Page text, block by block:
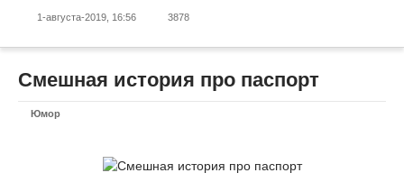
1-августа-2019, 16:56 3878
Смешная история про паспорт
Юмор